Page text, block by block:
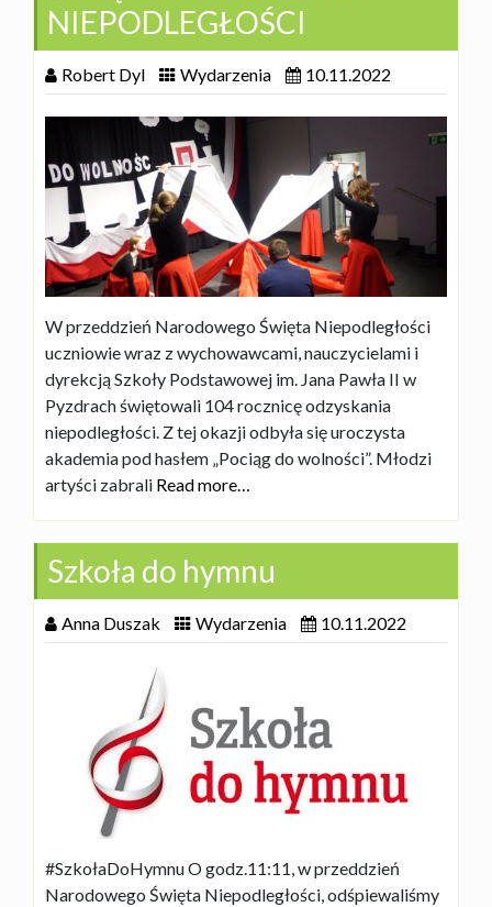
NIEPODLEGŁOŚCI
Robert Dyl Wydarzenia 10.11.2022
W przeddzień Narodowego Święta Niepodległości
uczniowie wraz z wychowawcami, nauczycielami i
dyrekcją Szkoły Podstawowej im. Jana Pawła II w
Pyzdrach świętowali 104 rocznicę odzyskania
niepodległości. Z tej okazji odbyła się uroczysta
akademia pod hasłem „Pociąg do wolności”. Młodzi
artyści zabrali Read more…
Szkoła do hymnu
Anna Duszak Wydarzenia 10.11.2022
#SzkołaDoHymnu O godz.11:11, w przeddzień
Narodowego Święta Niepodległości, odśpiewaliśmy